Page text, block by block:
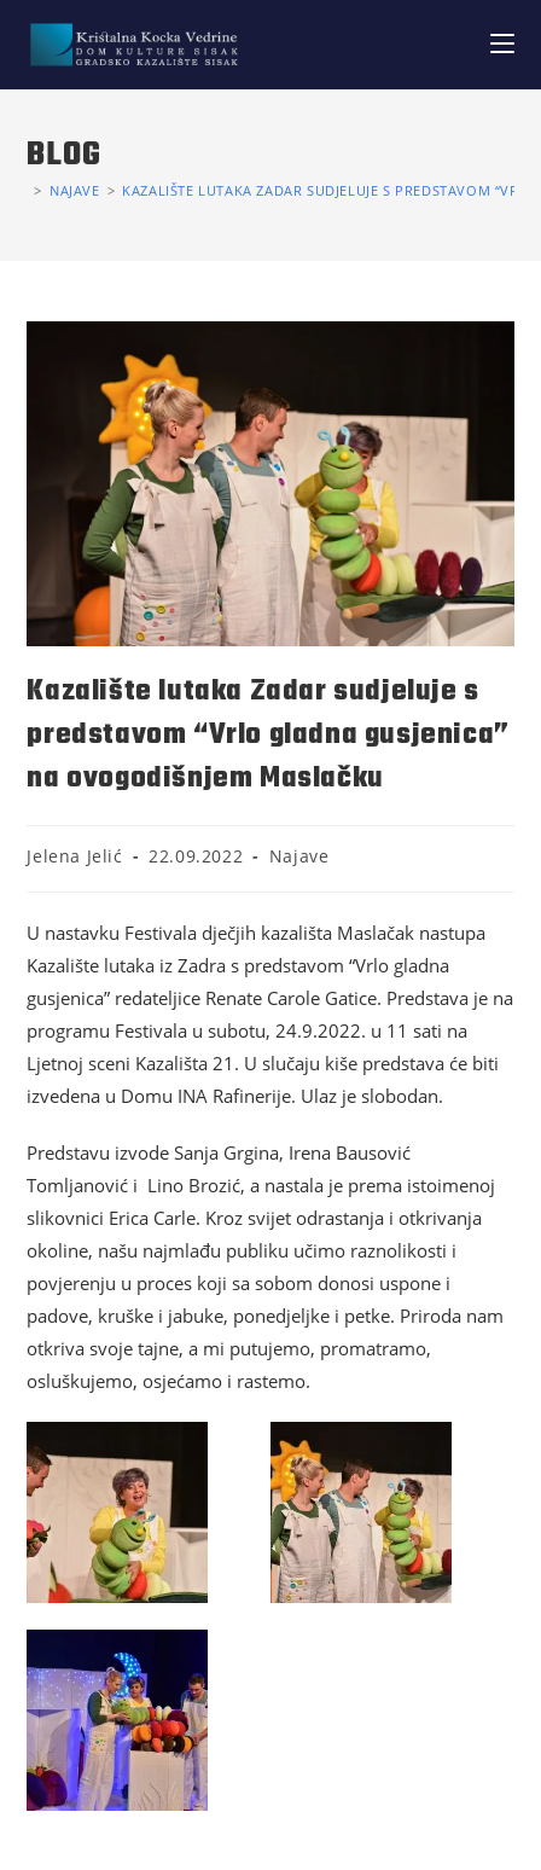
BLOG
> NAJAVE > KAZALIŠTE LUTAKA ZADAR SUDJELUJE S PREDSTAVOM
Kazalište lutaka Zadar sudjeluje s
predstavom “Vrlo gladna gusjenica”
na ovogodišnjem Maslačku
Jelena Jelić 22.09.2022 Najave
U nastavku Festivala dječjih kazališta Maslačak nastupa
Kazalište lutaka iz Zadra s predstavom “Vrlo gladna
gusjenica” redateljice Renate Carole Gatice. Predstava je na
programu Festivala u subotu, 24.9.2022. u 11 sati na
Ljetnoj sceni Kazališta 21. U slučaju kiše predstava će biti
izvedena u Domu INA Rafinerije. Ulaz je slobodan.
Predstavu izvode Sanja Grgina, Irena Bausović
Tomljanović i Lino Brozić, a nastala je prema istoimenoj
slikovnici Erica Carle. Kroz svijet odrastanja i otkrivanja
okoline, našu najmlađu publiku učimo raznolikosti i
povjerenju u proces koji sa sobom donosi uspone i
padove, kruške i jabuke, ponedjeljke i petke. Priroda nam
otkriva svoje tajne, a mi putujemo, promatramo,
osluškujemo, osjećamo i rastemo.